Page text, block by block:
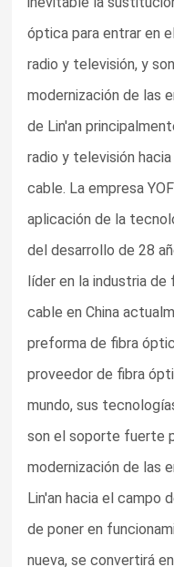
óptica para entrar en
radio y televisión, y
modernización de las
de Lin'an
radio y televisión
cable. La empresa
aplicación de la
del desarrollo de 28
líder en la industria
cable en China
preforma de fibra
proveedor de fibra
mundo, sus
son el soporte fuerte
modernización de las
Lin'an hacia el campo
de poner en
nueva, se convertirá